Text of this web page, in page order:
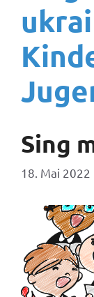
Sing
18. Mai 2022